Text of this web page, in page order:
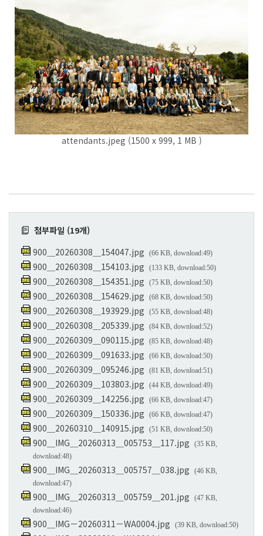
attendants.jpeg (1500 x 999, 1 MB )
첨부파일 (19개)
900＿20260308＿154047.jpg
(66 KB, download:49)
900＿20260308＿154103.jpg (133 KB, download:50)
900＿20260308＿154351.jpg (75 KB, download:50)
900＿20260308＿154629.jpg (68 KB, download:50)
900＿20260308＿193929.jpg (55 KB, download:48)
900＿20260308＿205339.jpg (84 KB, download:52)
900＿20260309＿090115.jpg (85 KB, download:48)
900＿20260309＿091633.jpg (66 KB, download:50)
900＿20260309＿095246.jpg (81 KB, download:51)
900＿20260309＿103803.jpg (44 KB, download:49)
900＿20260309＿142256.jpg (66 KB, download:47)
900＿20260309＿150336.jpg (66 KB, download:47)
900＿20260310＿140915.jpg (51 KB, download:50)
900＿IMG＿20260313＿005753＿117.jpg
(35 KB,
download:48)
900＿IMG＿20260313＿005757＿038.jpg
(46 KB,
download:47)
900＿IMG＿20260313＿005759＿201.jpg
(47 KB,
download:46)
900＿IMG－20260311－WA0004.jpg (39 KB, download:50)